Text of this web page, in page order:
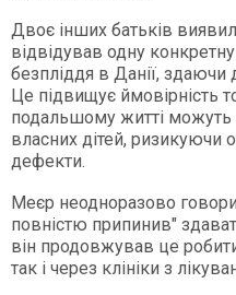
Двоє інших батьків
відвідував одну конкретну
безпліддя в Данії, здаючи
Це підвищує ймовірність
подальшому житті можуть
власних дітей, ризикуючи
дефекти.
Меєр неодноразово
повністю припинив"
він продовжував це
так і через клініки з